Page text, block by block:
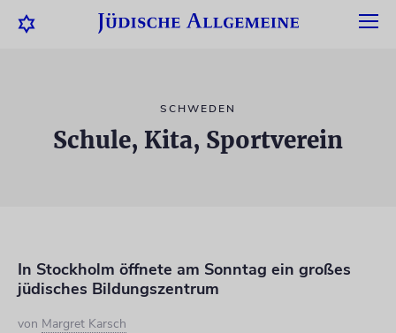
SCHWEDEN
Schule, Kita, Sportverein
In Stockholm öffnete am Sonntag ein großes
jüdisches Bildungszentrum
von Margret Karsch